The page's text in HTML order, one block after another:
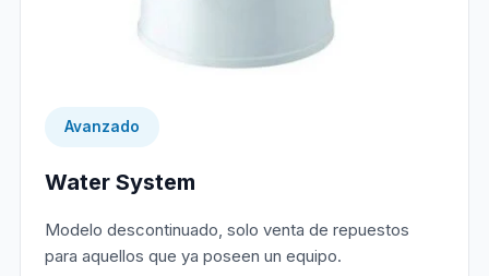
Avanzado
Water System
Modelo descontinuado, solo venta de repuestos
para aquellos que ya poseen un equipo.